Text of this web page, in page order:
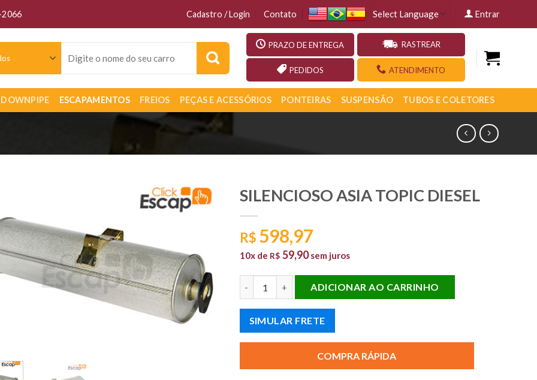
2066 Cadastro / Login Contato Entrar
por:
PRAZO DE ENTREGA
PEDIDOS
RASTREAR
ATENDIMENTO
DOWNPIPE ESCAPAMENTOS FREIOS PEÇAS E ACESSÓRIOS PONTEIRAS SUSPENSÃO TUBOS E COLETORES
SILENCIOSO ASIA TOPIC DIESEL
R$ 598,97
10x de R$ 59,90 sem juros
ADICIONAR AO CARRINHO
SIMULAR FRETE
COMPRA RÁPIDA